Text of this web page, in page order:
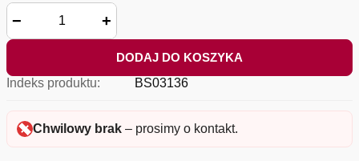
− +
DODAJ DO KOSZYKA
Indeks produktu:
BS03136
Chwilowy brak – prosimy o kontakt.